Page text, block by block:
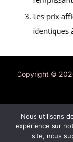
Copyright ©
Nous utilisons
expérience sur
site, nous